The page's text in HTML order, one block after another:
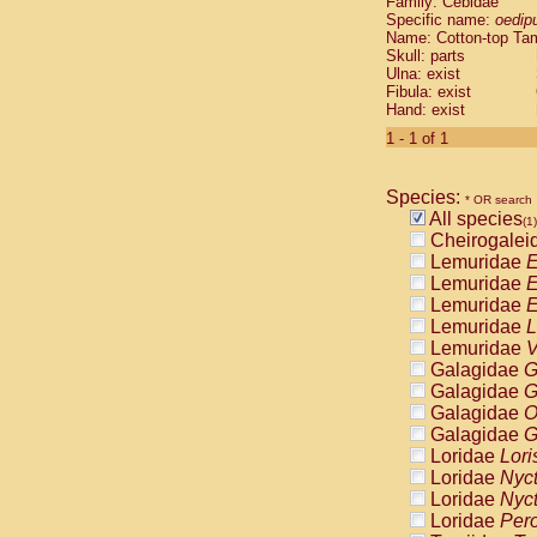
Cebidae
Cebidae
Cebidae
Cebidae
Cebidae
Cebidae
Cebidae
Cebidae
Cebidae
Cebidae
Cebidae
Cebidae
Atelidae
Atelidae
Atelidae
Atelidae
Atelidae
Atelidae
Atelidae
Atelidae
Atelidae
Atelidae
Pitheciidae
Specific name:
Name: Cotton-top
Skull: parts
Ulna: exist
Fibula: exist
Hand: exist
1 - 1 of 1
Species: * OR search
All species(1)
Lemuridae
Lemuridae
Lemuridae
Lemuridae
Lemuridae
Galagidae
Galagidae
Galagidae
Galagidae
Loridae
Loridae
Loridae
Loridae